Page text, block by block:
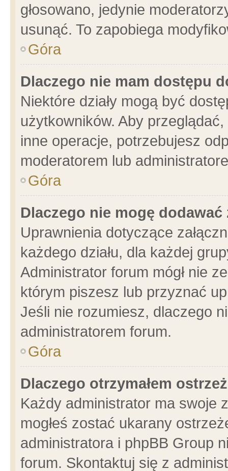
głosowano, jedynie
usunąć. To zapobiega
Góra
Dlaczego nie mam dostępu
Niektóre działy mogą być
użytkowników. Aby
inne operacje, potrzebujesz
moderatorem lub
Góra
Dlaczego nie mogę dodawać
Uprawnienia dotyczące
każdego działu, dla każdej
Administrator forum mógł nie
którym piszesz lub przyznać
Jeśli nie rozumiesz, dlaczego
administratorem forum.
Góra
Dlaczego otrzymałem
Każdy administrator ma swoje
mogłeś zostać ukarany
administratora i phpBB Group
forum. Skontaktuj się z